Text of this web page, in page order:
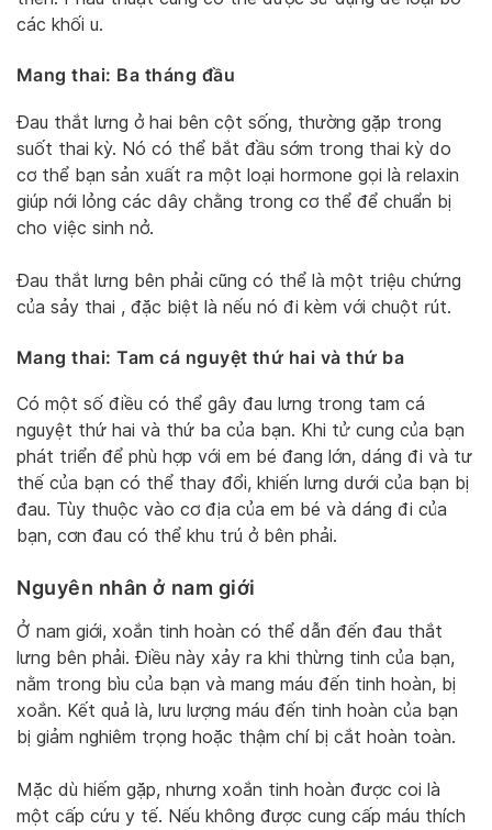
các khối u.
Mang thai: Ba tháng đầu
Đau thắt lưng ở hai bên cột sống, thường gặp trong
suốt thai kỳ. Nó có thể bắt đầu sớm trong thai kỳ do
cơ thể bạn sản xuất ra một loại hormone gọi là relaxin
giúp nới lỏng các dây chằng trong cơ thể để chuẩn bị
cho việc sinh nở.
Đau thắt lưng bên phải cũng có thể là một triệu chứng
của sảy thai , đặc biệt là nếu nó đi kèm với chuột rút.
Mang thai: Tam cá nguyệt thứ hai và thứ ba
Có một số điều có thể gây đau lưng trong tam cá
nguyệt thứ hai và thứ ba của bạn. Khi tử cung của bạn
phát triển để phù hợp với em bé đang lớn, dáng đi và tư
thế của bạn có thể thay đổi, khiến lưng dưới của bạn bị
đau. Tùy thuộc vào cơ địa của em bé và dáng đi của
bạn, cơn đau có thể khu trú ở bên phải.
Nguyên nhân ở nam giới
Ở nam giới, xoắn tinh hoàn có thể dẫn đến đau thắt
lưng bên phải. Điều này xảy ra khi thừng tinh của bạn,
nằm trong bìu của bạn và mang máu đến tinh hoàn, bị
xoắn. Kết quả là, lưu lượng máu đến tinh hoàn của bạn
bị giảm nghiêm trọng hoặc thậm chí bị cắt hoàn toàn.
Mặc dù hiếm gặp, nhưng xoắn tinh hoàn được coi là
một cấp cứu y tế. Nếu không được cung cấp máu thích